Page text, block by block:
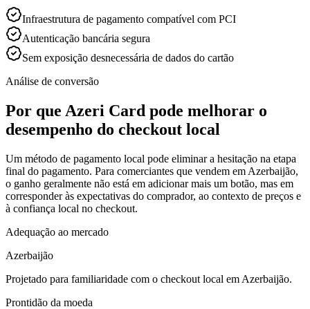
Infraestrutura de pagamento compatível com PCI
Autenticação bancária segura
Sem exposição desnecessária de dados do cartão
Análise de conversão
Por que Azeri Card pode melhorar o
desempenho do checkout local
Um método de pagamento local pode eliminar a hesitação na etapa
final do pagamento. Para comerciantes que vendem em Azerbaijão,
o ganho geralmente não está em adicionar mais um botão, mas em
corresponder às expectativas do comprador, ao contexto de preços e
à confiança local no checkout.
Adequação ao mercado
Azerbaijão
Projetado para familiaridade com o checkout local em Azerbaijão.
Prontidão da moeda